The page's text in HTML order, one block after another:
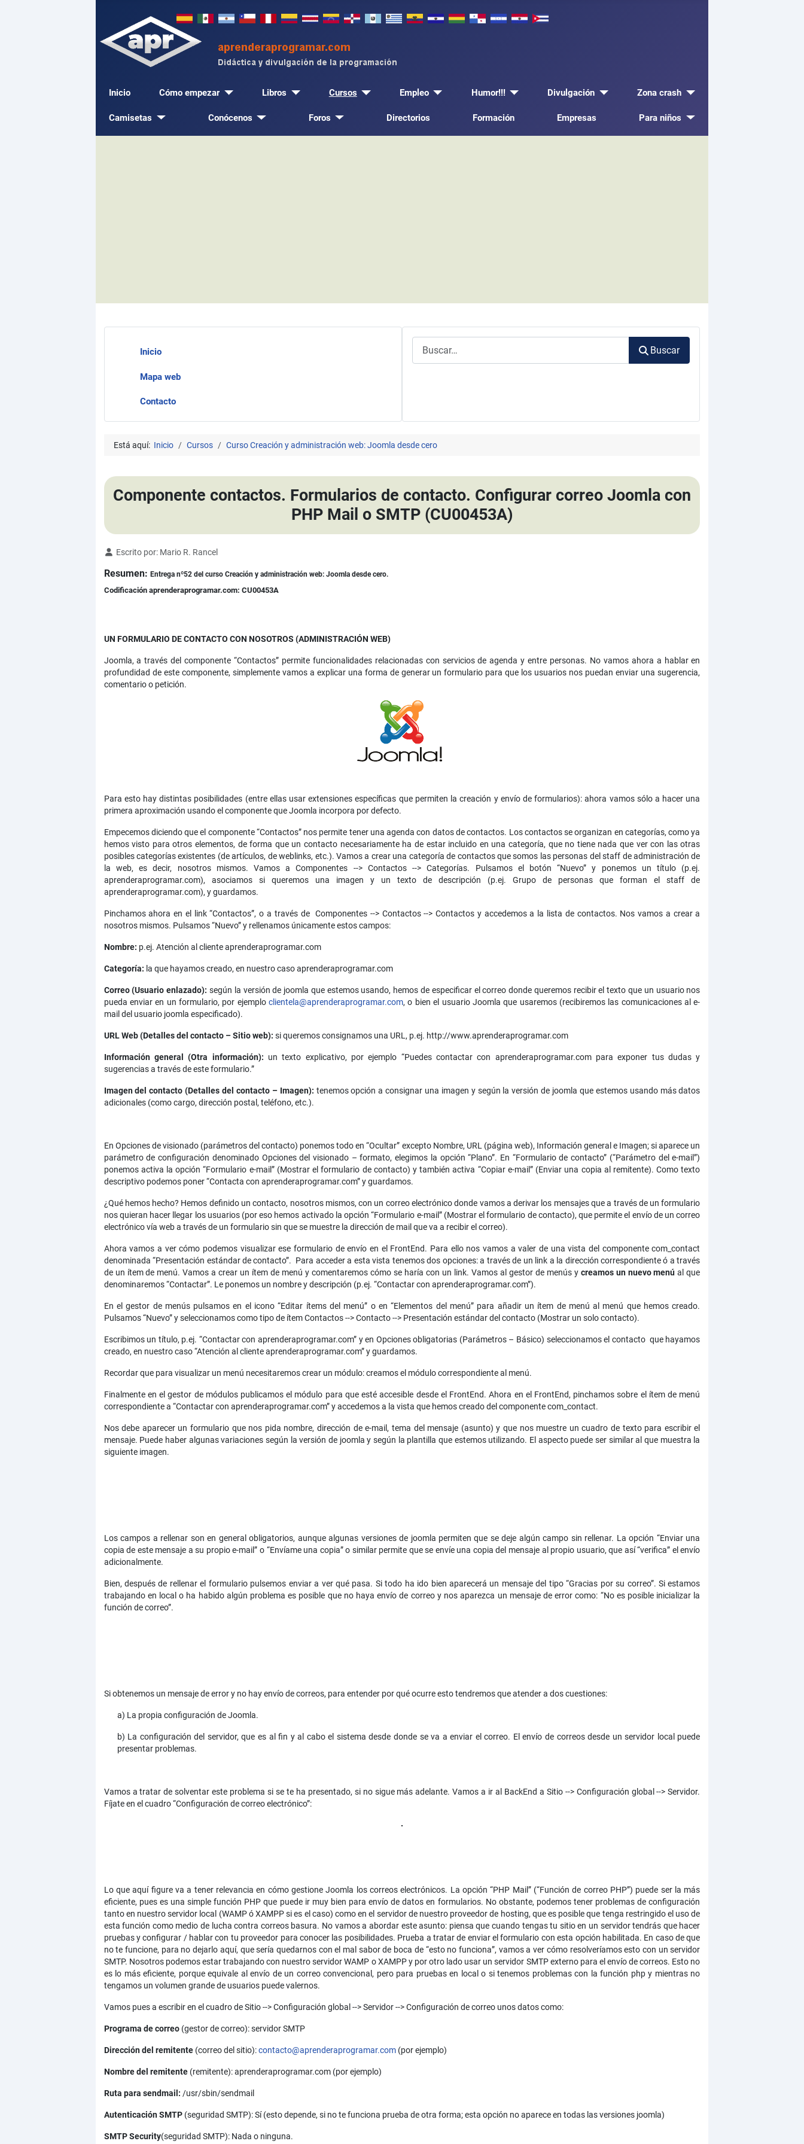
Inicio Cómo empezar Libros Cursos Empleo Humor!!! Divulgación Zona crash
Camisetas Conócenos Foros Directorios Formación Empresas Para niños
Inicio
Mapa web
Contacto
Buscar
Está aquí: Inicio Cursos Curso Creación y administración web: Joomla desde cero
Componente contactos. Formularios de contacto. Configurar correo Joomla con
PHP Mail o SMTP (CU00453A)
Detalles
Escrito por: Mario R. Rancel
Resumen: Entrega nº52 del curso Creación y administración web: Joomla desde cero.
Codificación aprenderaprogramar.com: CU00453A
UN FORMULARIO DE CONTACTO CON NOSOTROS (ADMINISTRACIÓN WEB)
Joomla, a través del componente “Contactos” permite funcionalidades relacionadas con servicios de agenda y entre personas. No vamos ahora a hablar en
profundidad de este componente, simplemente vamos a explicar una forma de generar un formulario para que los usuarios nos puedan enviar una sugerencia,
comentario o petición.
Para esto hay distintas posibilidades (entre ellas usar extensiones específicas que permiten la creación y envío de formularios): ahora vamos sólo a hacer una
primera aproximación usando el componente que Joomla incorpora por defecto.
Empecemos diciendo que el componente “Contactos” nos permite tener una agenda con datos de contactos. Los contactos se organizan en categorías, como ya
hemos visto para otros elementos, de forma que un contacto necesariamente ha de estar incluido en una categoría, que no tiene nada que ver con las otras
posibles categorías existentes (de artículos, de weblinks, etc.). Vamos a crear una categoría de contactos que somos las personas del staff de administración de
la web, es decir, nosotros mismos. Vamos a Componentes --> Contactos --> Categorías. Pulsamos el botón “Nuevo” y ponemos un título (p.ej.
aprenderaprogramar.com), asociamos si queremos una imagen y un texto de descripción (p.ej. Grupo de personas que forman el staff de
aprenderaprogramar.com), y guardamos.
Pinchamos ahora en el link “Contactos”, o a través de Componentes --> Contactos --> Contactos y accedemos a la lista de contactos. Nos vamos a crear a
nosotros mismos. Pulsamos “Nuevo” y rellenamos únicamente estos campos:
Nombre: p.ej. Atención al cliente aprenderaprogramar.com
Categoría: la que hayamos creado, en nuestro caso aprenderaprogramar.com
Correo (Usuario enlazado): según la versión de joomla que estemos usando, hemos de especificar el correo donde queremos recibir el texto que un usuario nos
pueda enviar en un formulario, por ejemploclientela@aprenderaprogramar.com, o bien el usuario Joomla que usaremos (recibiremos las comunicaciones al e-
mail del usuario joomla especificado).
URL Web (Detalles del contacto – Sitio web): si queremos consignamos una URL, p.ej. http://www.aprenderaprogramar.com
Información general (Otra información): un texto explicativo, por ejemplo “Puedes contactar con aprenderaprogramar.com para exponer tus dudas y
sugerencias a través de este formulario.”
Imagen del contacto (Detalles del contacto – Imagen): tenemos opción a consignar una imagen y según la versión de joomla que estemos usando más datos
adicionales (como cargo, dirección postal, teléfono, etc.).
En Opciones de visionado (parámetros del contacto) ponemos todo en “Ocultar” excepto Nombre, URL (página web), Información general e Imagen; si aparece un
parámetro de configuración denominado Opciones del visionado – formato, elegimos la opción “Plano”. En “Formulario de contacto” (“Parámetro del e-mail”)
ponemos activa la opción “Formulario e-mail” (Mostrar el formulario de contacto) y también activa “Copiar e-mail” (Enviar una copia al remitente). Como texto
descriptivo podemos poner “Contacta con aprenderaprogramar.com” y guardamos.
¿Qué hemos hecho? Hemos definido un contacto, nosotros mismos, con un correo electrónico donde vamos a derivar los mensajes que a través de un formulario
nos quieran hacer llegar los usuarios (por eso hemos activado la opción “Formulario e-mail” (Mostrar el formulario de contacto), que permite el envío de un correo
electrónico vía web a través de un formulario sin que se muestre la dirección de mail que va a recibir el correo).
Ahora vamos a ver cómo podemos visualizar ese formulario de envío en el FrontEnd. Para ello nos vamos a valer de una vista del componente com_contact
denominada “Presentación estándar de contacto”. Para acceder a esta vista tenemos dos opciones: a través de un link a la dirección correspondiente ó a través
de un ítem de menú. Vamos a crear un ítem de menú y comentaremos cómo se haría con un link. Vamos al gestor de menús y creamos un nuevo menú al que
denominaremos “Contactar”. Le ponemos un nombre y descripción (p.ej. “Contactar con aprenderaprogramar.com”).
En el gestor de menús pulsamos en el icono “Editar ítems del menú” o en “Elementos del menú” para añadir un ítem de menú al menú que hemos creado.
Pulsamos “Nuevo” y seleccionamos como tipo de ítem Contactos --> Contacto --> Presentación estándar del contacto (Mostrar un solo contacto).
Escribimos un título, p.ej. “Contactar con aprenderaprogramar.com” y en Opciones obligatorias (Parámetros – Básico) seleccionamos el contacto que hayamos
creado, en nuestro caso “Atención al cliente aprenderaprogramar.com” y guardamos.
Recordar que para visualizar un menú necesitaremos crear un módulo: creamos el módulo correspondiente al menú.
Finalmente en el gestor de módulos publicamos el módulo para que esté accesible desde el FrontEnd. Ahora en el FrontEnd, pinchamos sobre el ítem de menú
correspondiente a “Contactar con aprenderaprogramar.com” y accedemos a la vista que hemos creado del componente com_contact.
Nos debe aparecer un formulario que nos pida nombre, dirección de e-mail, tema del mensaje (asunto) y que nos muestre un cuadro de texto para escribir el
mensaje. Puede haber algunas variaciones según la versión de joomla y según la plantilla que estemos utilizando. El aspecto puede ser similar al que muestra la
siguiente imagen.
Los campos a rellenar son en general obligatorios, aunque algunas versiones de joomla permiten que se deje algún campo sin rellenar. La opción “Enviar una
copia de este mensaje a su propio e-mail” o “Envíame una copia” o similar permite que se envíe una copia del mensaje al propio usuario, que así “verifica” el envío
adicionalmente.
Bien, después de rellenar el formulario pulsemos enviar a ver qué pasa. Si todo ha ido bien aparecerá un mensaje del tipo “Gracias por su correo”. Si estamos
trabajando en local o ha habido algún problema es posible que no haya envío de correo y nos aparezca un mensaje de error como: “No es posible inicializar la
función de correo”.
Si obtenemos un mensaje de error y no hay envío de correos, para entender por qué ocurre esto tendremos que atender a dos cuestiones:
a) La propia configuración de Joomla.
b) La configuración del servidor, que es al fin y al cabo el sistema desde donde se va a enviar el correo. El envío de correos desde un servidor local puede
presentar problemas.
Vamos a tratar de solventar este problema si se te ha presentado, si no sigue más adelante. Vamos a ir al BackEnd a Sitio --> Configuración global --> Servidor.
Fíjate en el cuadro “Configuración de correo electrónico”:
Lo que aquí figure va a tener relevancia en cómo gestione Joomla los correos electrónicos. La opción “PHP Mail” (“Función de correo PHP”) puede ser la más
eficiente, pues es una simple función PHP que puede ir muy bien para envío de datos en formularios. No obstante, podemos tener problemas de configuración
tanto en nuestro servidor local (WAMP ó XAMPP si es el caso) como en el servidor de nuestro proveedor de hosting, que es posible que tenga restringido el uso de
esta función como medio de lucha contra correos basura. No vamos a abordar este asunto: piensa que cuando tengas tu sitio en un servidor tendrás que hacer
pruebas y configurar / hablar con tu proveedor para conocer las posibilidades. Prueba a tratar de enviar el formulario con esta opción habilitada. En caso de que
no te funcione, para no dejarlo aquí, que sería quedarnos con el mal sabor de boca de “esto no funciona”, vamos a ver cómo resolveríamos esto con un servidor
SMTP. Nosotros podemos estar trabajando con nuestro servidor WAMP o XAMPP y por otro lado usar un servidor SMTP externo para el envío de correos. Esto no
es lo más eficiente, porque equivale al envío de un correo convencional, pero para pruebas en local o si tenemos problemas con la función php y mientras no
tengamos un volumen grande de usuarios puede valernos.
Vamos pues a escribir en el cuadro de Sitio --> Configuración global --> Servidor --> Configuración de correo unos datos como:
Programa de correo(gestor de correo): servidor SMTP
Dirección del remitente(correo del sitio):contacto@aprenderaprogramar.com(por ejemplo)
Nombre del remitente(remitente): aprenderaprogramar.com (por ejemplo)
Ruta para sendmail: /usr/sbin/sendmail
Autenticación SMTP(seguridad SMTP): Sí (esto depende, si no te funciona prueba de otra forma; esta opción no aparece en todas las versiones joomla)
SMTP Security(seguridad SMTP): Nada o ninguna.